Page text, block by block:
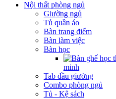
Nội thất phòng ngủ
Giường ngủ
Tủ quần áo
Bàn trang điểm
Bàn làm việc
Bàn học
minh
Tab đầu giường
Combo phòng ngủ
Tủ - Kệ sách